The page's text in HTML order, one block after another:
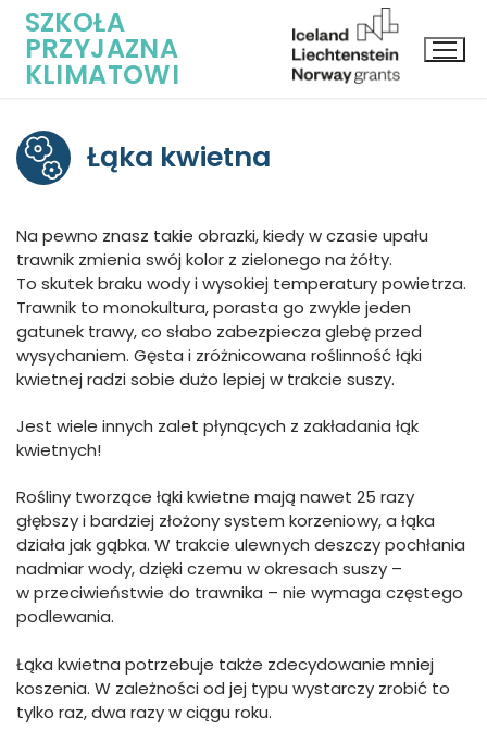
treści
SZKOŁA
PRZYJAZNA
KLIMATOWI
Łąka kwietna
Na pewno znasz takie obrazki, kiedy w czasie upału
trawnik zmienia swój kolor z zielonego na żółty.
To skutek braku wody i wysokiej temperatury powietrza.
Trawnik to monokultura, porasta go zwykle jeden
gatunek trawy, co słabo zabezpiecza glebę przed
wysychaniem. Gęsta i zróżnicowana roślinność łąki
kwietnej radzi sobie dużo lepiej w trakcie suszy.
Jest wiele innych zalet płynących z zakładania łąk
kwietnych!
Rośliny tworzące łąki kwietne mają nawet 25 razy
głębszy i bardziej złożony system korzeniowy, a łąka
działa jak gąbka. W trakcie ulewnych deszczy pochłania
nadmiar wody, dzięki czemu w okresach suszy –
w przeciwieństwie do trawnika – nie wymaga częstego
podlewania.
Łąka kwietna potrzebuje także zdecydowanie mniej
koszenia. W zależności od jej typu wystarczy zrobić to
tylko raz, dwa razy w ciągu roku.